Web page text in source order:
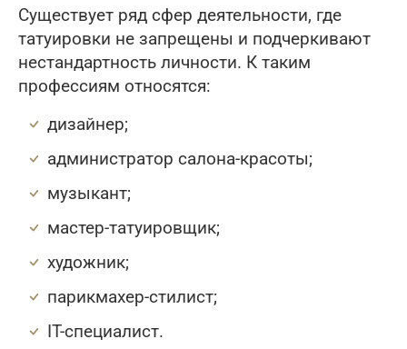
Существует ряд сфер деятельности, где
татуировки не запрещены и подчеркивают
нестандартность личности. К таким
профессиям относятся:
дизайнер;
администратор салона-красоты;
музыкант;
мастер-татуировщик;
художник;
парикмахер-стилист;
IT-специалист.